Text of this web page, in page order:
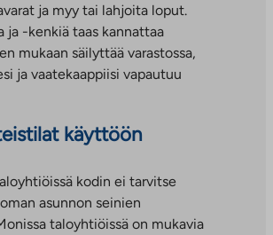
ja myy tai lahjoita loput.
ja -kenkiä taas kannattaa
mukaan säilyttää varastossa,
ja vaatekaappiisi vapautuu
käyttöön
kodin ei tarvitse
asunnon seinien
taloyhtiöissä on mukavia